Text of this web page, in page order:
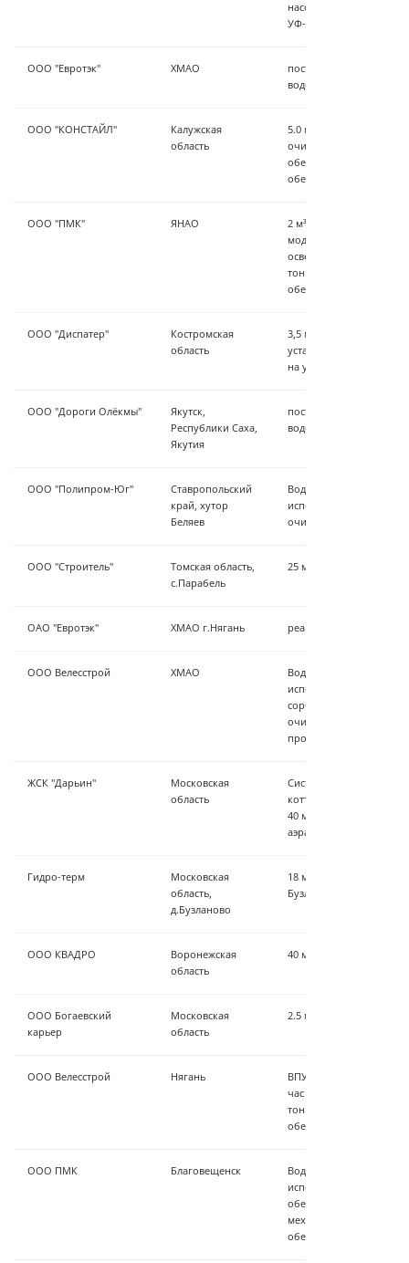
насосная станция
УФ-обеззараживание.
ООО "Евротэк" ХМАО
поставка
водоподготовки
ООО "КОНСТАЙЛ"
Калужская
область
5.0 м³/час - установка
очистки,станция
обезжелезивания
обеззараживание.
ООО "ПМК" ЯНАО
2 м³/час-
модульном
осветление-
тонкую механическую
обеззараживание
ООО "Диспатер"
Костромская
область
3,5 м³/час - комплекс
установка осветвелния
на установке
ООО "Дороги Олёкмы"
Якутск,
Республики Саха,
Якутия
поставка
водоподготовки
ООО "Полипром-Юг"
Ставропольский
край, хутор
Беляев
Водоподготовка в
исполнении, 17 м³/час,
очистка,
ООО "Строитель"
Томская область,
с.Парабель
25 м³/час - аэрация
ОАО "Евротэк" ХМАО г.Нягань реагенты
ООО Велесстрой ХМАО
Водоподготовка в
исполнении,
сорбционая очистка,
очистка, УФ-
производительность 5
ЖСК "Дарьин"
Московская
область
Система осветления-
коттеджного поселка
40 м³/час с
аэрации
Гидро-терм
Московская
область,
д.Бузланово
18 м³/час станция
Бузланово
ООО КВАДРО
Воронежская
область
40 м³/час -
ООО Богаевский
карьер
Московская
область
2.5 м³/час -
ООО Велесстрой Нягань
ВПУ в блочно-
час осветление-
тонкая механическая
обеззараживание.
ООО ПМК Благовещенск
Водоподготовка в
исполнении, 2 м³/час
обезжелезивание,
механическую очистку
обеззараживание